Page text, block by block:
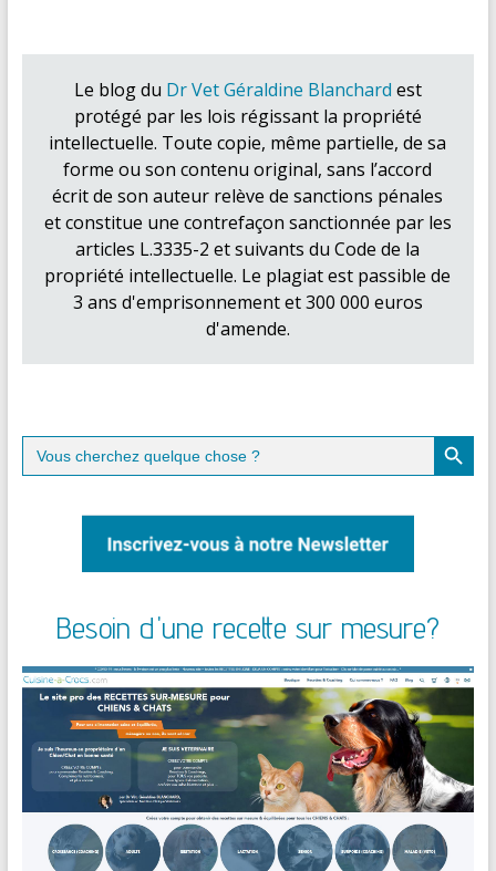
Le blog du Dr Vet Géraldine Blanchard est
protégé par les lois régissant la propriété
intellectuelle. Toute copie, même partielle, de sa
forme ou son contenu original, sans l’accord
écrit de son auteur relève de sanctions pénales
et constitue une contrefaçon sanctionnée par les
articles L.3335-2 et suivants du Code de la
propriété intellectuelle. Le plagiat est passible de
3 ans d'emprisonnement et 300 000 euros
d'amende.
Search
for:
Search Button
Besoin d'une recette sur mesure?